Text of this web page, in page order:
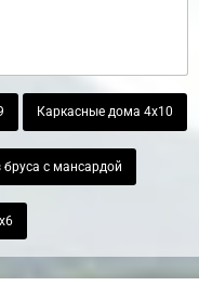
Каркасные дома 4х10
бруса с мансардой